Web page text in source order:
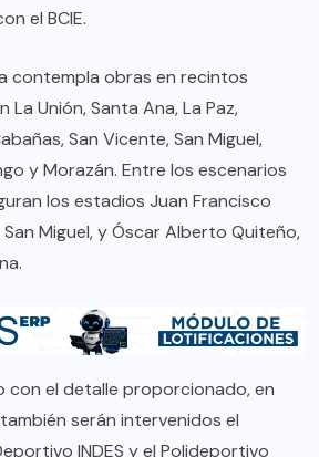
el BCIE.
contempla obras en recintos
La Unión, Santa Ana, La Paz,
San Vicente, San Miguel,
y Morazán. Entre los escenarios
los estadios Juan Francisco
San Miguel, y Óscar Alberto Quiteño,
con el detalle proporcionado, en
serán intervenidos el
INDES y el Polideportivo